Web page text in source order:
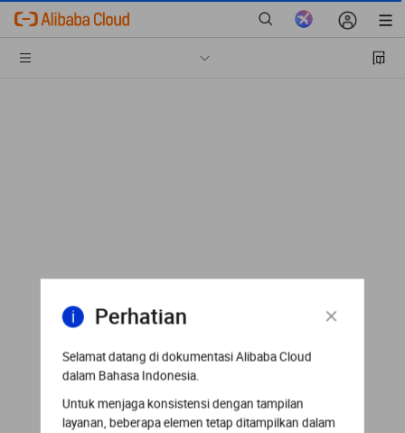
Perhatian
Selamat datang di dokumentasi Alibaba Cloud
dalam Bahasa Indonesia.
Untuk menjaga konsistensi dengan tampilan
layanan, beberapa elemen tetap ditampilkan dalam